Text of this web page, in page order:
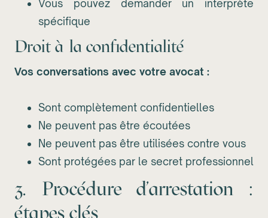
Vous pouvez demander un interprète
spécifique
Droit à la confidentialité
Vos conversations avec votre avocat :
Sont complètement confidentielles
Ne peuvent pas être écoutées
Ne peuvent pas être utilisées contre vous
Sont protégées par le secret professionnel
3. Procédure d'arrestation :
étapes clés